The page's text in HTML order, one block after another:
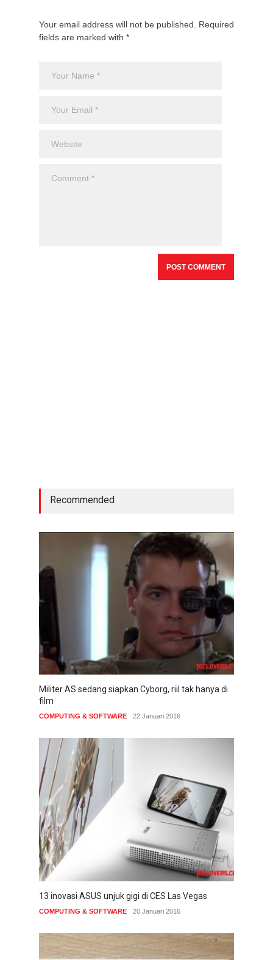
Your email address will not be published. Required
fields are marked with *
Recommended
Militer AS sedang siapkan Cyborg, riil tak hanya di
film
COMPUTING & SOFTWARE 22 Januari 2016
13 inovasi ASUS unjuk gigi di CES Las Vegas
COMPUTING & SOFTWARE 20 Januari 2016